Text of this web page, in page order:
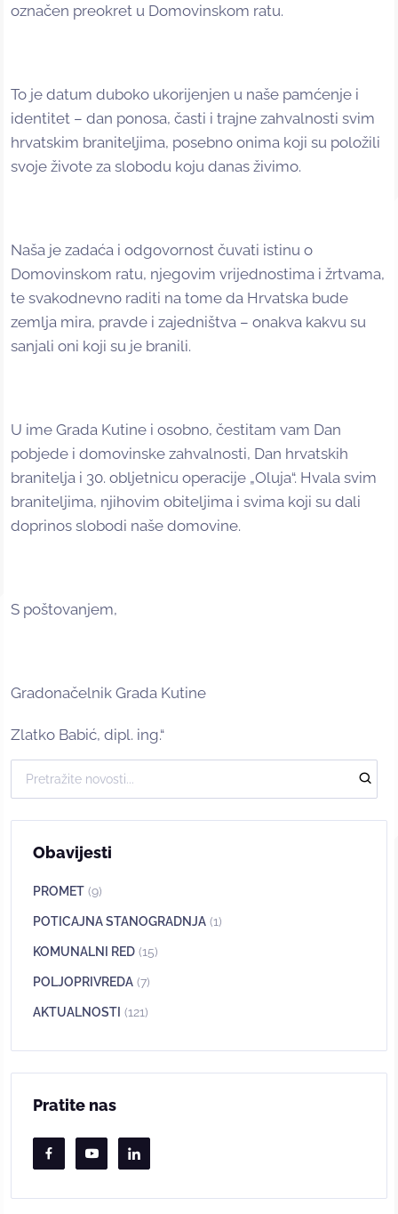
označen preokret u Domovinskom ratu.
To je datum duboko ukorijenjen u naše pamćenje i
identitet – dan ponosa, časti i trajne zahvalnosti svim
hrvatskim braniteljima, posebno onima koji su položili
svoje živote za slobodu koju danas živimo.
Naša je zadaća i odgovornost čuvati istinu o
Domovinskom ratu, njegovim vrijednostima i žrtvama,
te svakodnevno raditi na tome da Hrvatska bude
zemlja mira, pravde i zajedništva – onakva kakvu su
sanjali oni koji su je branili.
U ime Grada Kutine i osobno, čestitam vam Dan
pobjede i domovinske zahvalnosti, Dan hrvatskih
branitelja i 30. obljetnicu operacije „Oluja“. Hvala svim
braniteljima, njihovim obiteljima i svima koji su dali
doprinos slobodi naše domovine.
S poštovanjem,
Gradonačelnik Grada Kutine
Zlatko Babić, dipl. ing.“
Obavijesti
PROMET (9)
POTICAJNA STANOGRADNJA (1)
KOMUNALNI RED (15)
POLJOPRIVREDA (7)
AKTUALNOSTI (121)
Pratite nas